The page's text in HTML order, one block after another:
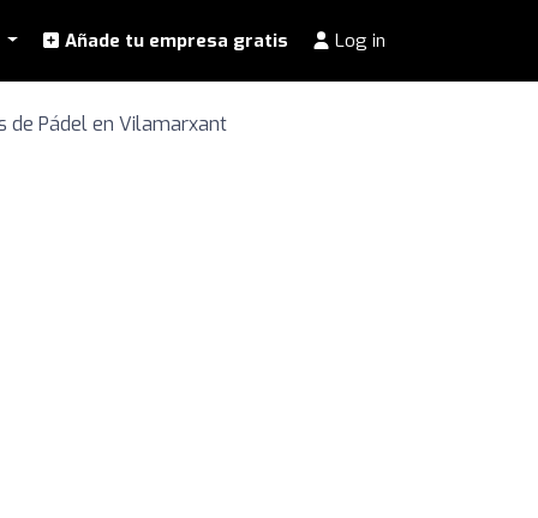
Añade tu empresa gratis Log in
de Pádel en Vilamarxant